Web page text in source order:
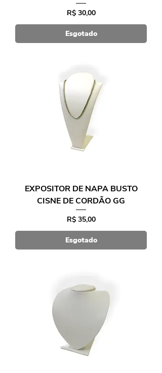
Preço
R$ 30,00
Esgotado
EXPOSITOR DE NAPA BUSTO
CISNE DE CORDÃO GG
Preço
R$ 35,00
Esgotado